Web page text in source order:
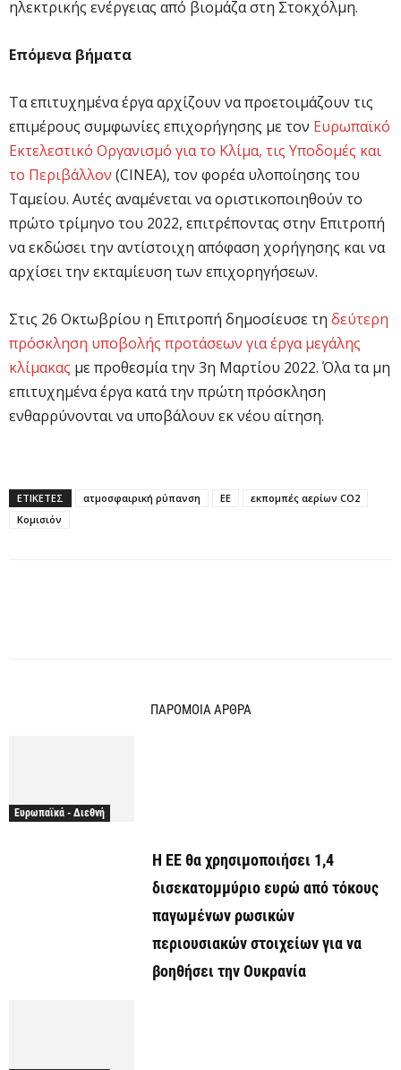
ηλεκτρικής ενέργειας από βιομάζα στη Στοκχόλμη.
Επόμενα βήματα
Τα επιτυχημένα έργα αρχίζουν να προετοιμάζουν τις
επιμέρους συμφωνίες επιχορήγησης με τον Ευρωπαϊκό
Εκτελεστικό Οργανισμό για το Κλίμα, τις Υποδομές και
το Περιβάλλον (CINEA), τον φορέα υλοποίησης του
Ταμείου. Αυτές αναμένεται να οριστικοποιηθούν το
πρώτο τρίμηνο του 2022, επιτρέποντας στην Επιτροπή
να εκδώσει την αντίστοιχη απόφαση χορήγησης και να
αρχίσει την εκταμίευση των επιχορηγήσεων.
Στις 26 Οκτωβρίου η Επιτροπή δημοσίευσε τη δεύτερη
πρόσκληση υποβολής προτάσεων για έργα μεγάλης
κλίμακας με προθεσμία την 3η Μαρτίου 2022. Όλα τα μη
επιτυχημένα έργα κατά την πρώτη πρόσκληση
ενθαρρύνονται να υποβάλουν εκ νέου αίτηση.
ΕΤΙΚΕΤΕΣ ατμοσφαιρική ρύπανση ΕΕ
εκπομπές αερίων CO2
Κομισιόν
ΠΑΡΟΜΟΙΑ ΑΡΘΡΑ
Ευρωπαϊκά - Διεθνή
Η ΕΕ θα χρησιμοποιήσει 1,4
δισεκατομμύριο ευρώ από τόκους
παγωμένων ρωσικών
περιουσιακών στοιχείων για να
βοηθήσει την Ουκρανία